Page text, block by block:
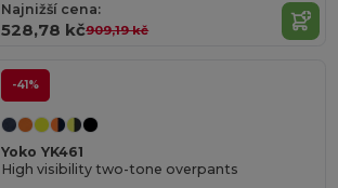
Najnižší cena:
528,78 kč909,19 kč
-41%
Yoko YK461
High visibility two-tone overpants